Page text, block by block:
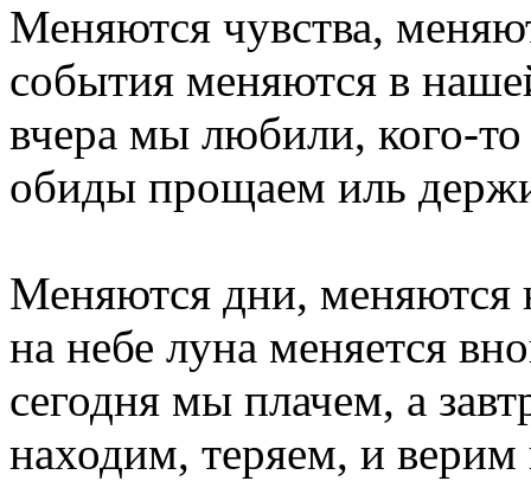
Меняются чувства,
события меняются в
вчера мы любили, кого-
обиды прощаем иль
Меняются дни, меняются
на небе луна меняется
сегодня мы плачем, а
находим, теряем, и